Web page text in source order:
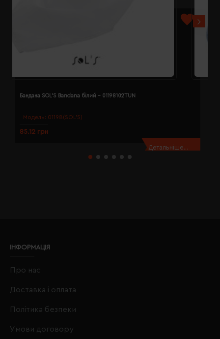
Модель: 01198(SOL’S)
Бандана SOL'S Bandana білий - 01198102TUN
85.12 грн
Детальніше...
ІНФОРМАЦІЯ
Про нас
Доставка і оплата
Політика безпеки
Умови договору